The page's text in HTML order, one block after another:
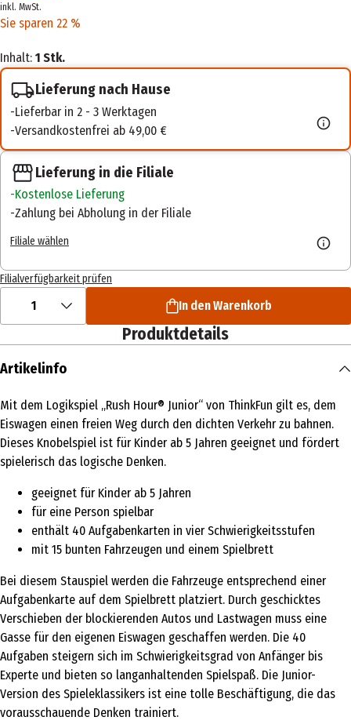
inkl. MwSt.
Sie sparen 22 %
Inhalt: 1 Stk.
Lieferung nach Hause
Lieferbar in 2 - 3 Werktagen
Versandkostenfrei ab 49,00 €
Lieferung in die Filiale
Kostenlose Lieferung
Zahlung bei Abholung in der Filiale
Filiale wählen
Filialverfügbarkeit prüfen
1 In den Warenkorb
Produktdetails
Artikelinfo
Mit dem Logikspiel „Rush Hour® Junior“ von ThinkFun gilt es, dem
Eiswagen einen freien Weg durch den dichten Verkehr zu bahnen.
Dieses Knobelspiel ist für Kinder ab 5 Jahren geeignet und fördert
spielerisch das logische Denken.
geeignet für Kinder ab 5 Jahren
für eine Person spielbar
enthält 40 Aufgabenkarten in vier Schwierigkeitsstufen
mit 15 bunten Fahrzeugen und einem Spielbrett
Bei diesem Stauspiel werden die Fahrzeuge entsprechend einer
Aufgabenkarte auf dem Spielbrett platziert. Durch geschicktes
Verschieben der blockierenden Autos und Lastwagen muss eine
Gasse für den eigenen Eiswagen geschaffen werden. Die 40
Aufgaben steigern sich im Schwierigkeitsgrad von Anfänger bis
Experte und bieten so langanhaltenden Spielspaß. Die Junior-
Version des Spieleklassikers ist eine tolle Beschäftigung, die das
vorausschauende Denken trainiert.